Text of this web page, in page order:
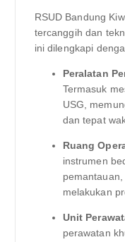
RSUD Bandung
tercanggih dan
ini dilengkapi
Peralatan
Termasuk
USG,
dan tepat
Ruang
instrumen
melakukan
Unit
perawatan